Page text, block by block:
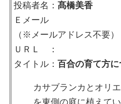
投稿者名： 髙橋美香
Ｅメール
（※メールアドレス不要）
ＵＲＬ ：
タイトル： 百合の育て方に
カサブランカとオリ
を東側の庭に植えて